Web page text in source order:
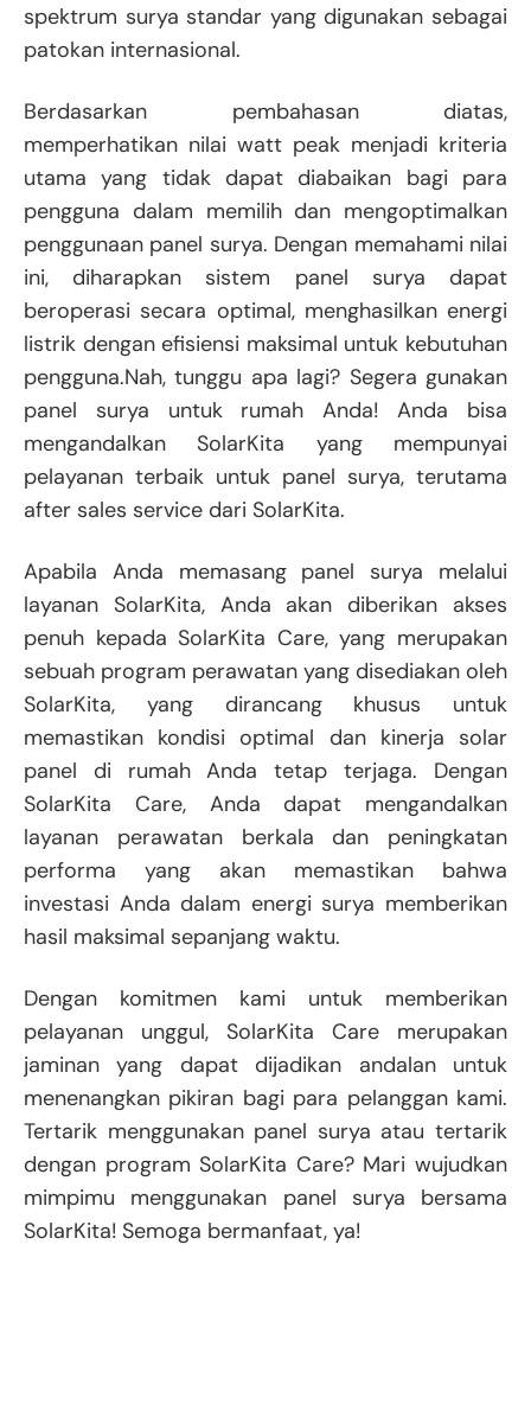
spektrum surya standar yang digunakan sebagai
patokan internasional.
Berdasarkan pembahasan diatas,
memperhatikan nilai watt peak menjadi kriteria
utama yang tidak dapat diabaikan bagi para
pengguna dalam memilih dan mengoptimalkan
penggunaan panel surya. Dengan memahami nilai
ini, diharapkan sistem panel surya dapat
beroperasi secara optimal, menghasilkan energi
listrik dengan efisiensi maksimal untuk kebutuhan
pengguna.Nah, tunggu apa lagi? Segera gunakan
panel surya untuk rumah Anda! Anda bisa
mengandalkan SolarKita yang mempunyai
pelayanan terbaik untuk panel surya, terutama
after sales service dari SolarKita.
Apabila Anda memasang panel surya melalui
layanan SolarKita, Anda akan diberikan akses
penuh kepada SolarKita Care, yang merupakan
sebuah program perawatan yang disediakan oleh
SolarKita, yang dirancang khusus untuk
memastikan kondisi optimal dan kinerja solar
panel di rumah Anda tetap terjaga. Dengan
SolarKita Care, Anda dapat mengandalkan
layanan perawatan berkala dan peningkatan
performa yang akan memastikan bahwa
investasi Anda dalam energi surya memberikan
hasil maksimal sepanjang waktu.
Dengan komitmen kami untuk memberikan
pelayanan unggul, SolarKita Care merupakan
jaminan yang dapat dijadikan andalan untuk
menenangkan pikiran bagi para pelanggan kami.
Tertarik menggunakan panel surya atau tertarik
dengan program SolarKita Care? Mari wujudkan
mimpimu menggunakan panel surya bersama
SolarKita! Semoga bermanfaat, ya!